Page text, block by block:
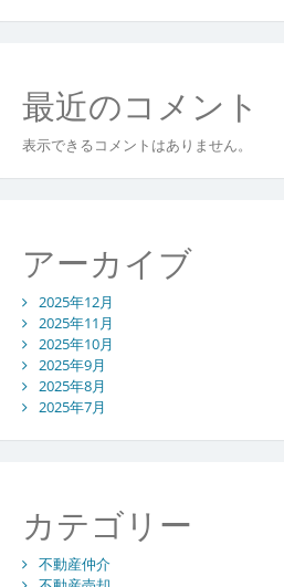
最近のコメント
表示できるコメントはありません。
アーカイブ
2025年12月
2025年11月
2025年10月
2025年9月
2025年8月
2025年7月
カテゴリー
不動産仲介